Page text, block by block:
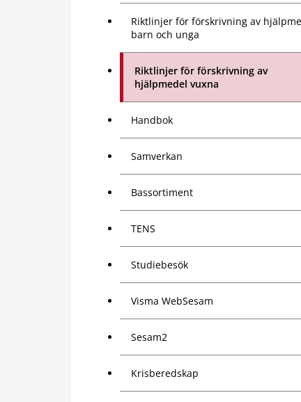
Riktlinjer för förskrivning av
barn och unga
Riktlinjer för förskrivning av
hjälpmedel vuxna
Handbok
Samverkan
Bassortiment
TENS
Studiebesök
Visma WebSesam
Sesam2
Krisberedskap